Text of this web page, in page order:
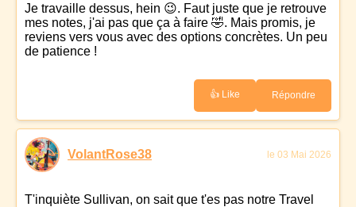
Je travaille dessus, hein 😉. Faut juste que je retrouve
mes notes, j'ai pas que ça à faire 🤣. Mais promis, je
reviens vers vous avec des options concrètes. Un peu
de patience !
👍 Like Répondre
VolantRose38 le 03 Mai 2026
T'inquiète Sullivan, on sait que t'es pas notre Travel